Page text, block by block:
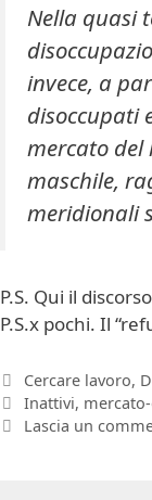
Nella quasi
invece, a
disoccupati
mercato del
maschile,
meridionali
P.S. Qui il
P.S.x pochi. Il
Categorie
Cercare lavoro,
Tag
Inattivi,
Lascia un